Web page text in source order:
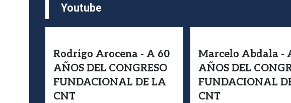
Youtube
Rodrigo Arocena - A 60
AÑOS DEL CONGRESO
FUNDACIONAL DE LA
CNT
Marcelo Abdala -
AÑOS DEL
FUNDACIONAL
CNT